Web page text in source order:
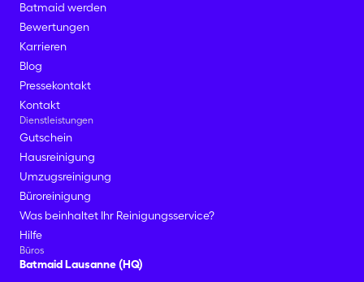
Batmaid werden
Bewertungen
Karrieren
Blog
Pressekontakt
Kontakt
Dienstleistungen
Gutschein
Hausreinigung
Umzugsreinigung
Büroreinigung
Was beinhaltet Ihr Reinigungsservice?
Hilfe
Büros
Batmaid Lausanne (HQ)